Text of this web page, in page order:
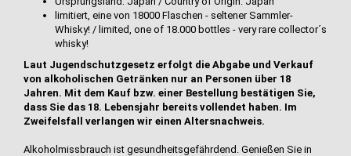
limitiert, eine von 18000 Flaschen - seltener Sammler-
Whisky! / limited, one of 18.000 bottles - very rare collector´s
whisky!
Laut Jugendschutzgesetz erfolgt die Abgabe und Verkauf
von alkoholischen Getränken nur an Personen über 18
Jahren. Mit dem Kauf bzw. einer Bestellung bestätigen Sie,
dass Sie das 18. Lebensjahr bereits vollendet haben. Im
Zweifelsfall verlangen wir einen Altersnachweis.
Alkoholmissbrauch ist gesundheitsgefährdend. Genießen Sie in